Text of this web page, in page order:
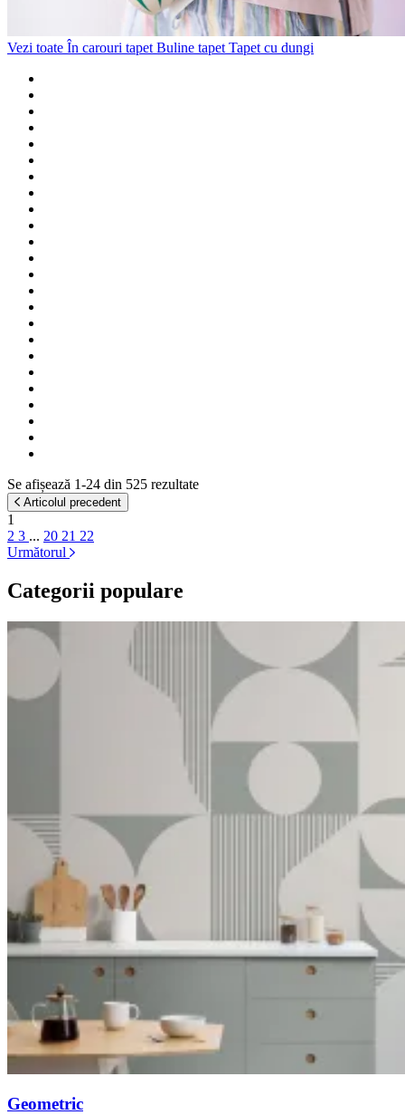
Vezi toate În carouri tapet Buline tapet Tapet cu dungi
Se afișează 1-24 din 525 rezultate
Articolul precedent
1
2 3 ... 20 21 22
Următorul
Categorii populare
Geometric